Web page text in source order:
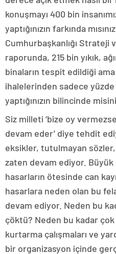
konuşmayı 400 bin
yaptığınızın farkında
Cumhurbaşkanlığı Strateji
raporunda, 215 bin yıkık,
binaların tespit edildiği
ihalelerinden sadece
yaptığınızın bilincinde
Siz milleti ‘bize oy
devam eder’ diye tehdit
eksikler, tutulmayan sözler,
zaten devam ediyor. Büyük
hasarların ötesinde can
hasarlara neden olan bu
devam ediyor. Neden bu
çöktü? Neden bu kadar
kurtarma çalışmaları ve
bir organizasyon içinde